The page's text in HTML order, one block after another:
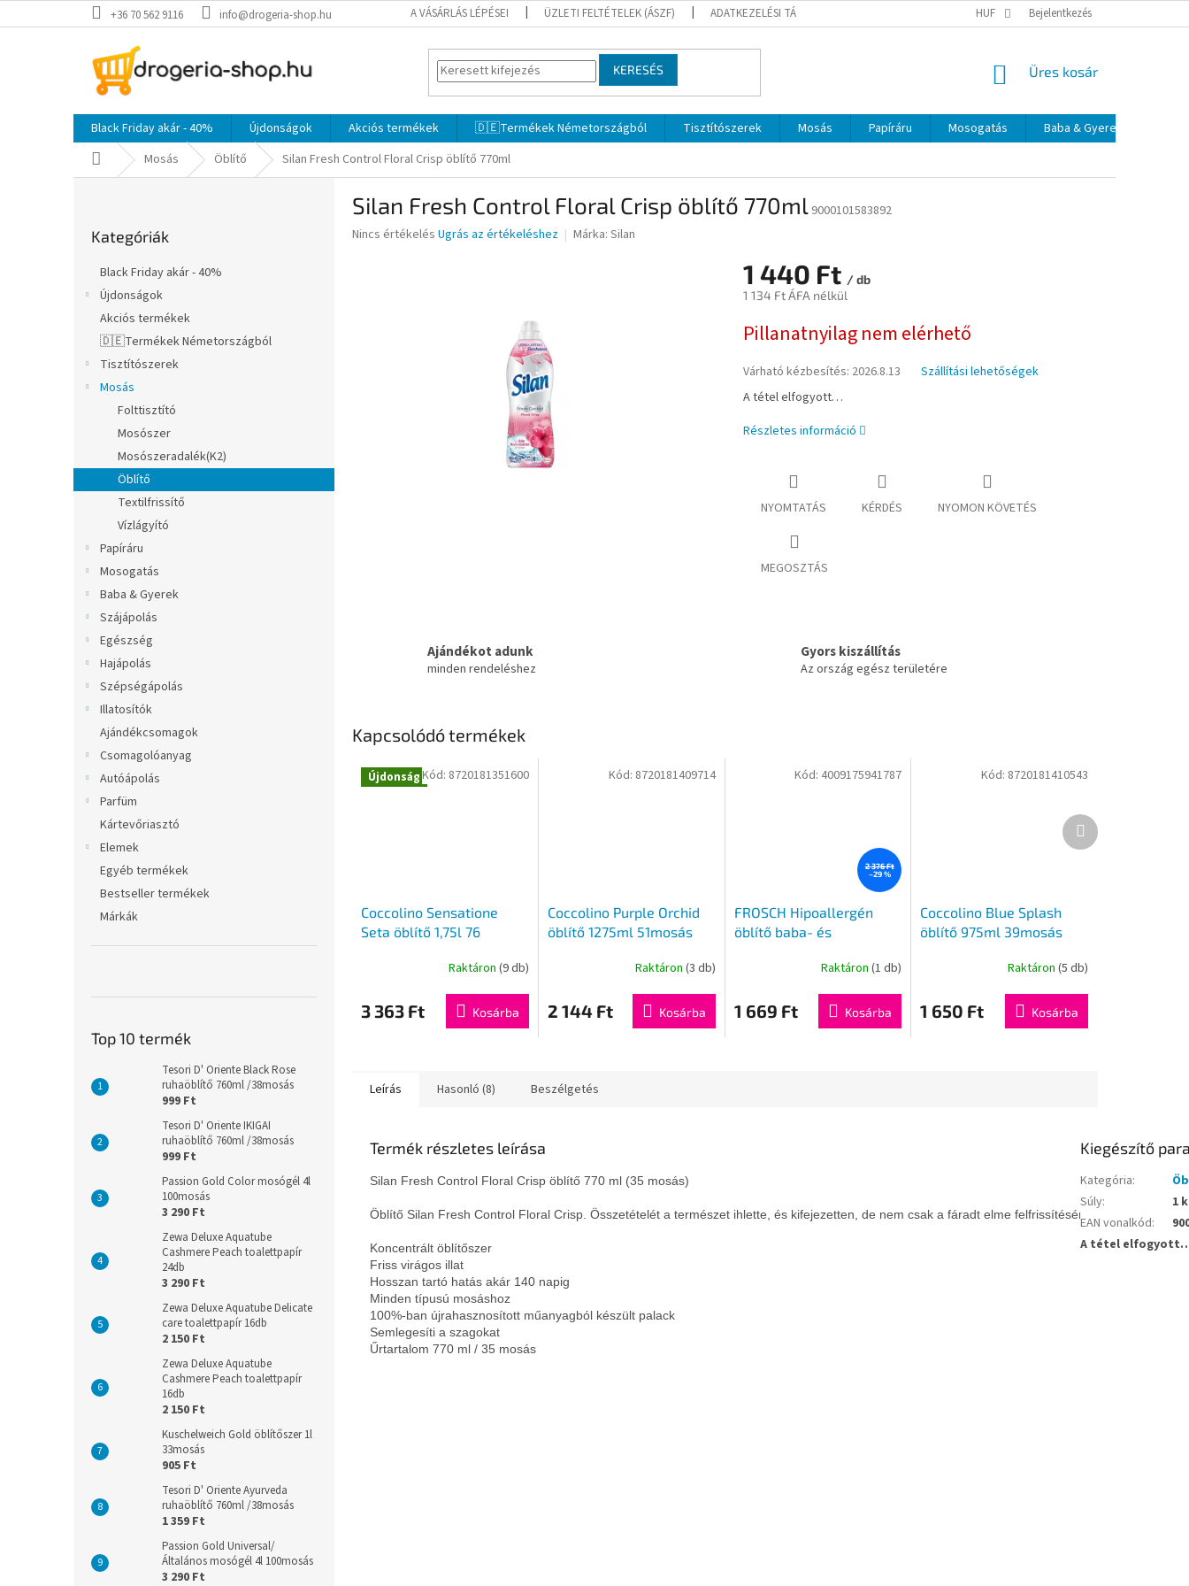
a
+36 70 562 9116 info@drogeria-shop.hu A VÁSÁRLÁS LÉPÉSEI ÜZLETI FELTÉTELEK (ÁSZF) ADATKEZELÉSI TÁJÉKOZTATÓ HUF Bejelentkezés
KERESÉS KOSÁR
Üres kosár
Black Friday akár - 40% Újdonságok Akciós termékek 🇩🇪Termékek Németországból Tisztítószerek Mosás Papíráru Mosogatás Baba & Gyerek
KezdőlapMosás Öblítő Silan Fresh Control Floral Crisp öblítő 770ml
átugrása
Kategóriák
Black Friday akár - 40%
Újdonságok
Akciós termékek
🇩🇪Termékek Németországból
Tisztítószerek
Mosás
Folttisztító
Mosószer
Mosószeradalék(K2)
Öblítő
Textilfrissítő
Vízlágyító
Papíráru
Mosogatás
Baba & Gyerek
Szájápolás
Egészség
Hajápolás
Szépségápolás
Illatosítók
Ajándékcsomagok
Csomagolóanyag
Autóápolás
Parfüm
Kártevőriasztó
Elemek
Egyéb termékek
Bestseller termékek
Márkák
Top 10 termék
Tesori D' Oriente Black Rose
ruhaöblítő 760ml /38mosás
999 Ft
Tesori D' Oriente IKIGAI
ruhaöblítő 760ml /38mosás
999 Ft
Passion Gold Color mosógél 4l
100mosás
3 290 Ft
Zewa Deluxe Aquatube
Cashmere Peach toalettpapír
24db
3 290 Ft
Zewa Deluxe Aquatube Delicate
care toalettpapír 16db
2 150 Ft
Zewa Deluxe Aquatube
Cashmere Peach toalettpapír
16db
2 150 Ft
Kuschelweich Gold öblítőszer 1l
33mosás
905 Ft
Tesori D' Oriente Ayurveda
ruhaöblítő 760ml /38mosás
1 359 Ft
Passion Gold Universal/
Általános mosógél 4l 100mosás
3 290 Ft
Silan Fresh Control Floral Crisp öblítő 770ml 9000101583892
A
Nincs értékelés Ugrás az értékeléshez Márka: Silan
1 440 Ft / db
1 134 Ft ÁFA nélkül
Pillanatnyilag nem elérhető
Várható kézbesítés: 2026.8.13
Szállítási lehetőségek
A tétel elfogyott…
Részletes információ
NYOMTATÁS KÉRDÉS NYOMON KÖVETÉS
MEGOSZTÁS
Ajándékot adunk
minden rendeléshez
Gyors kiszállítás
Az ország egész területére
Kapcsolódó termékek
Újdonság
Coccolino Sensatione
Seta öblítő 1,75l 76
Raktáron (9 db)
3 363 Ft Kosárba
Kód: 8720181351600
Coccolino Purple Orchid
öblítő 1275ml 51mosás
Raktáron (3 db)
2 144 Ft Kosárba
Kód: 8720181409714
2 376 Ft
–29 %
FROSCH Hipoallergén
öblítő baba- és
Raktáron(1 db)
1 669 Ft Kosárba
Kód: 4009175941787
Coccolino Blue Splash
öblítő 975ml 39mosás
Raktáron (5 db)
1 650 Ft Kosárba
Kód: 8720181410543
Következő
termék
Leírás Hasonló (8) Beszélgetés
Termék részletes leírása
Silan Fresh Control Floral Crisp öblítő 770 ml (35 mosás)
Öblítő Silan Fresh Control Floral Crisp. Összetételét a természet ihlette, és kifejezetten, de nem csak a fáradt elme felfrissítésére tervezték.
Koncentrált öblítőszer
Friss virágos illat
Hosszan tartó hatás akár 140 napig
Minden típusú mosáshoz
100%-ban újrahasznosított műanyagból készült palack
Semlegesíti a szagokat
Űrtartalom 770 ml / 35 mosás
Kiegészítő
Kategória:
Súly:
1
EAN vonalkód:
A tétel